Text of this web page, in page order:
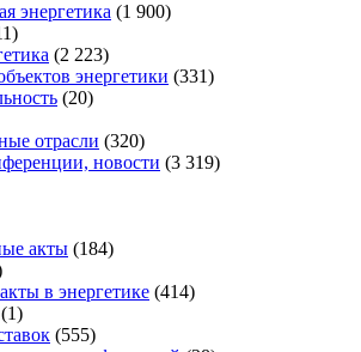
энергетика (1 900)
(2 223)
энергетики (331)
(20)
отрасли (320)
новости (3 319)
акты (184)
в энергетике (414)
(1)
(555)